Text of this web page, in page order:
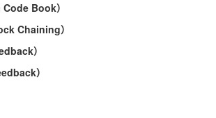
Book）
Chaining）
）
）